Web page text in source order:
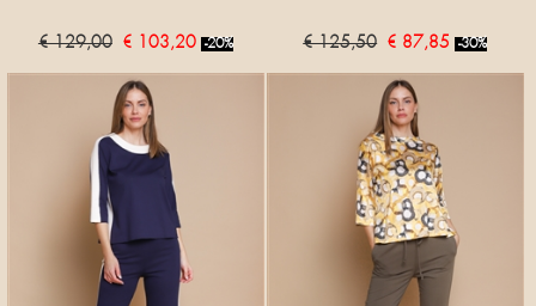
€ 129,00 € 103,20 -20% € 125,50 € 87,85 -30%